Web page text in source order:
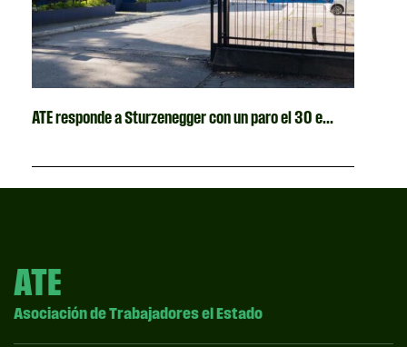
ATE responde a Sturzenegger con un paro el 30 e...
ATE
Asociación de Trabajadores el Estado